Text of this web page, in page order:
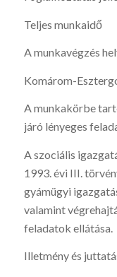
Teljes munkaidő
A munkavégzés
Komárom-
A munkakörbe
járó lényeges
A szociális
1993. évi III.
gyámügyi
valamint
feladatok ellátása.
Illetmény és